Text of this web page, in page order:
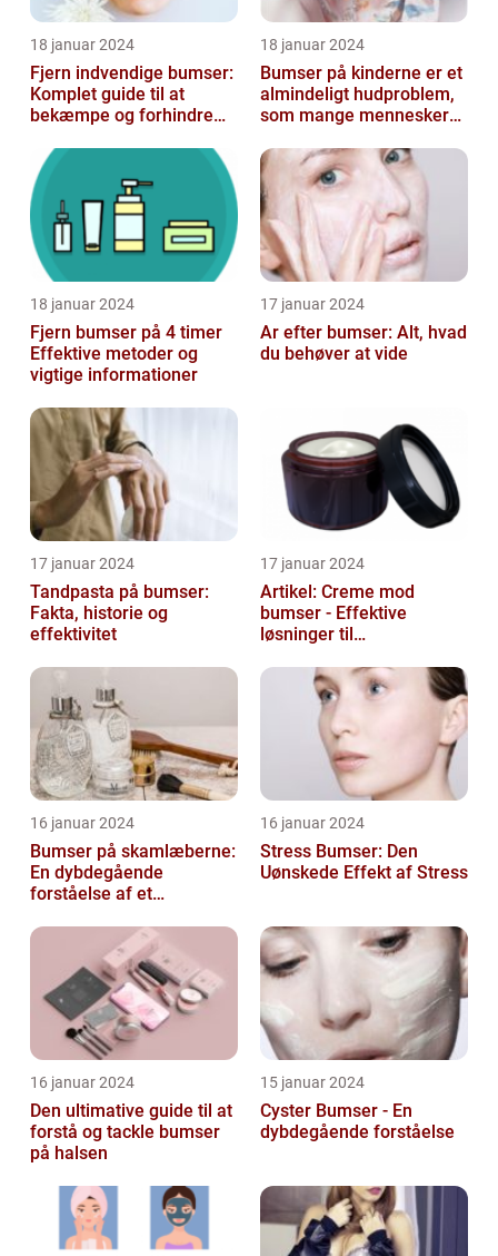
18 januar 2024
Fjern indvendige bumser:
Komplet guide til at
bekæmpe og forhindre
18 januar 2024
Bumser på kinderne er et
almindeligt hudproblem,
som mange mennesker
18 januar 2024
Fjern bumser på 4 timer
Effektive metoder og
vigtige informationer
17 januar 2024
Ar efter bumser: Alt, hvad
du behøver at vide
17 januar 2024
Tandpasta på bumser:
Fakta, historie og
effektivitet
17 januar 2024
Artikel: Creme mod
bumser - Effektive
løsninger til
16 januar 2024
Bumser på skamlæberne:
En dybdegående
forståelse af et
16 januar 2024
Stress Bumser: Den
Uønskede Effekt af Stress
16 januar 2024
Den ultimative guide til at
forstå og tackle bumser
på halsen
15 januar 2024
Cyster Bumser - En
dybdegående forståelse